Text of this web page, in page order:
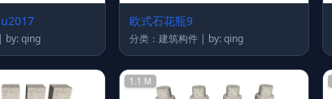
分类：建筑构件 | by: qing
欧式石花瓶9
分类：建筑构件 | by: qing
1.1 M